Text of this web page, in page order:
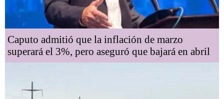
Caputo admitió que la inflación de marzo
superará el 3%, pero aseguró que bajará en abril